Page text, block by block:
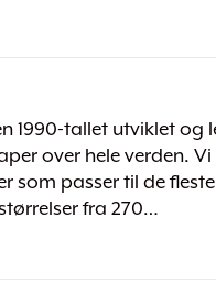
1990-tallet utviklet og
over hele verden.
som passer til de
fra 270…